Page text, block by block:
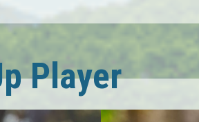
Player